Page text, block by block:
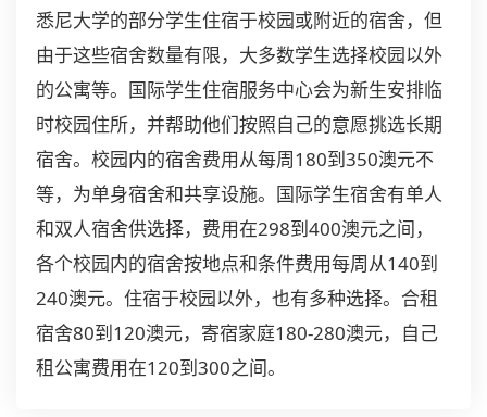
悉尼大学的部分学生住宿于校园或附近的宿舍，但
由于这些宿舍数量有限，大多数学生选择校园以外
的公寓等。国际学生住宿服务中心会为新生安排临
时校园住所，并帮助他们按照自己的意愿挑选长期
宿舍。校园内的宿舍费用从每周180到350澳元不
等，为单身宿舍和共享设施。国际学生宿舍有单人
和双人宿舍供选择，费用在298到400澳元之间，
各个校园内的宿舍按地点和条件费用每周从140到
240澳元。住宿于校园以外，也有多种选择。合租
宿舍80到120澳元，寄宿家庭180-280澳元，自己
租公寓费用在120到300之间。